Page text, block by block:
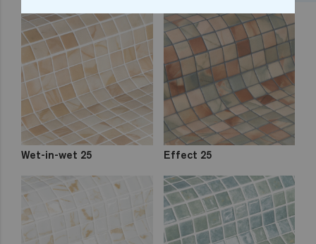
Wet-in-wet 25 Effect 25